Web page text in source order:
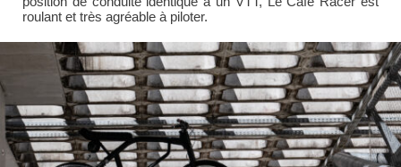
roulant et très agréable à piloter.